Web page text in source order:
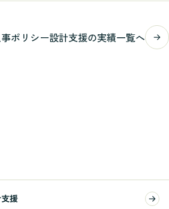
事ポリシー設計支援の実績一覧へ
援